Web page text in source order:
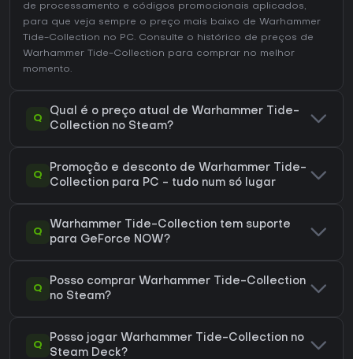
de processamento e códigos promocionais aplicados,
para que veja sempre o preço mais baixo de Warhammer
Tide-Collection no PC. Consulte o histórico de preços de
Warhammer Tide-Collection para comprar no melhor
momento.
Q
Qual é o preço atual de Warhammer Tide-
Collection no Steam?
Q
Promoção e desconto de Warhammer Tide-
Collection para PC - tudo num só lugar
Q
Warhammer Tide-Collection tem suporte
para GeForce NOW?
Q
Posso comprar Warhammer Tide-Collection
no Steam?
Q
Posso jogar Warhammer Tide-Collection no
Steam Deck?